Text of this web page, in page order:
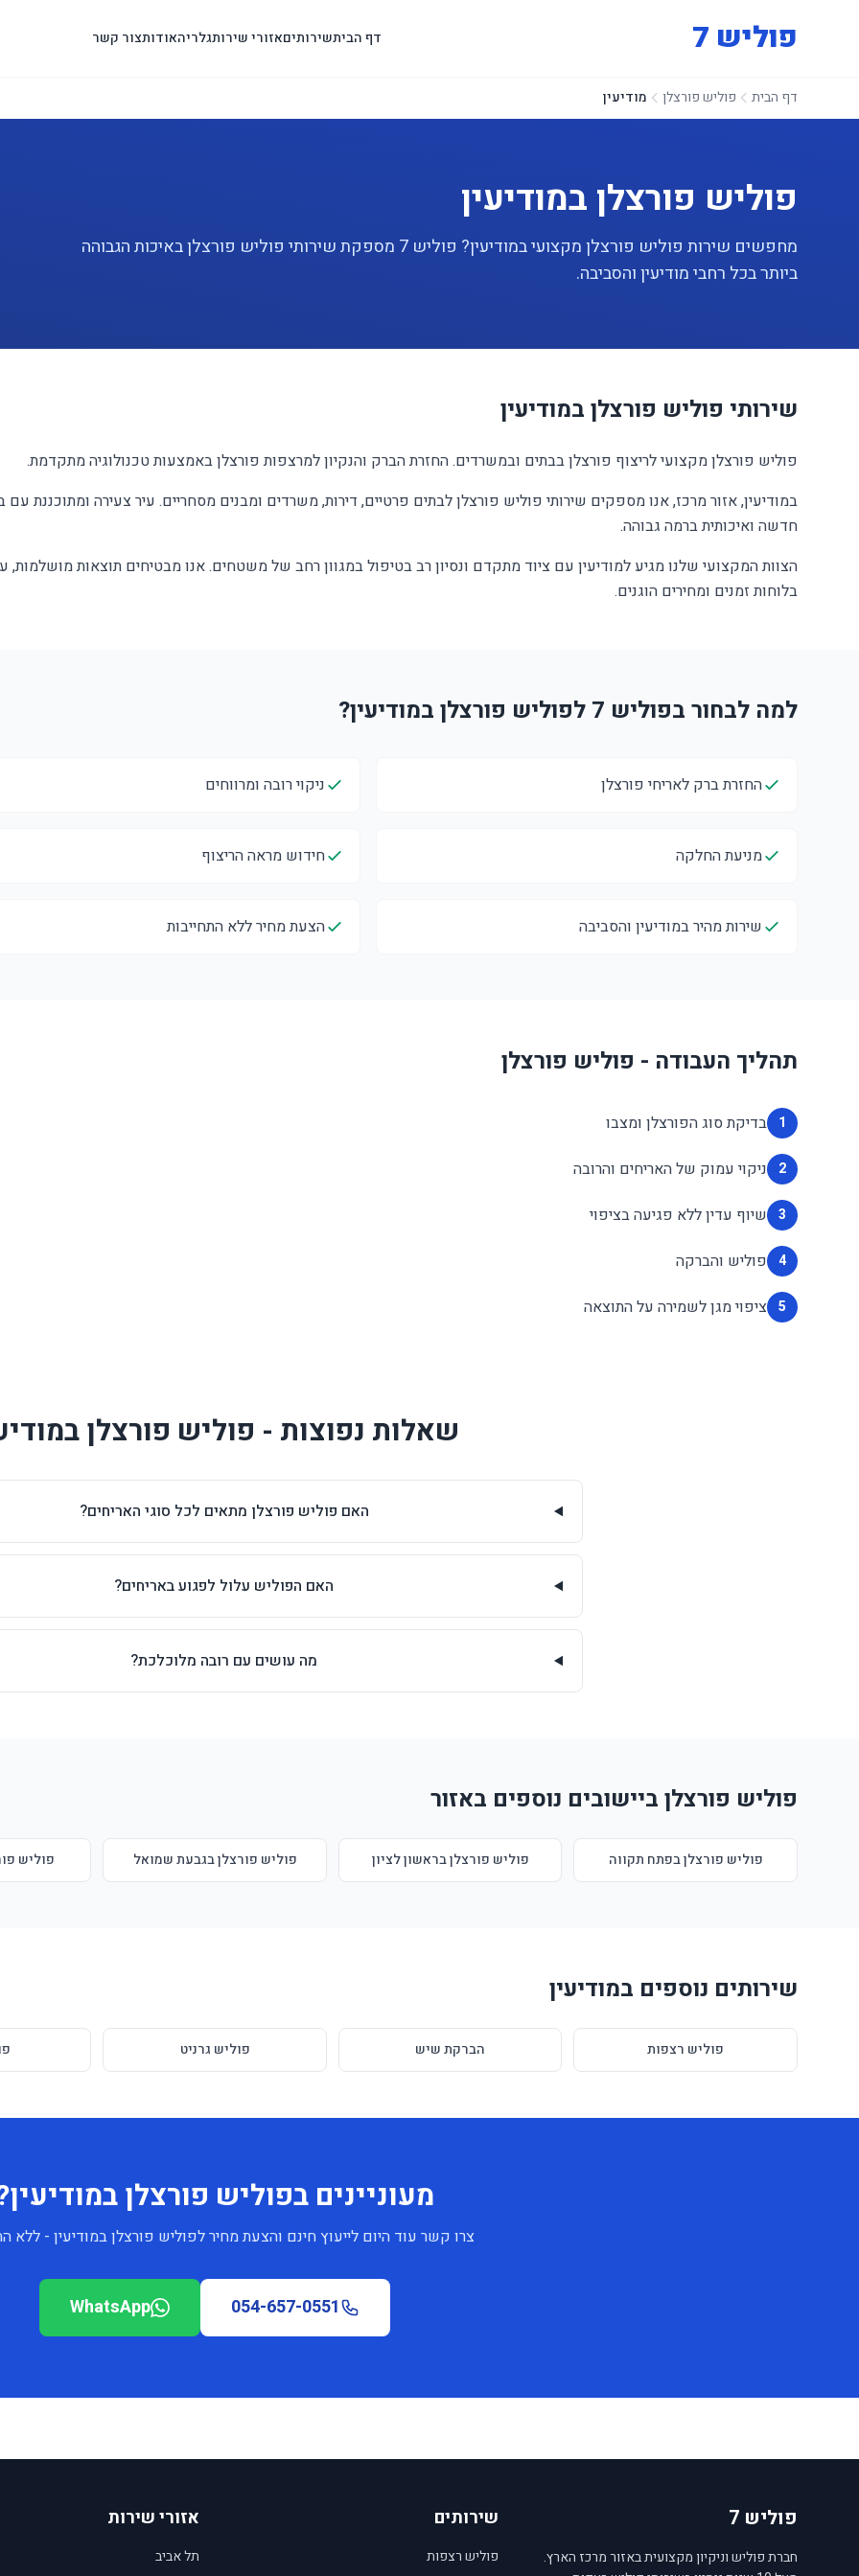
פוליש 7 דף הביתשירותיםאזורי שירותגלריהאודותצור קשר
דף הבית פוליש פורצלן מודיעין
פוליש פורצלן במודיעין
מחפשים שירות פוליש פורצלן מקצועי במודיעין? פוליש 7 מספקת שירותי פוליש פורצלן באיכות הגבוהה
ביותר בכל רחבי מודיעין והסביבה.
שירותי פוליש פורצלן במודיעין
פוליש פורצלן מקצועי לריצוף פורצלן בבתים ובמשרדים. החזרת הברק והנקיון למרצפות פורצלן באמצעות טכנולוגיה מתקדמת.
במודיעין, אזור מרכז, אנו מספקים שירותי פוליש פורצלן לבתים פרטיים, דירות, משרדים ומבנים מסחריים. עיר צעירה ומתוכננת עם
חדשה ואיכותית ברמה גבוהה.
הצוות המקצועי שלנו מגיע למודיעין עם ציוד מתקדם ונסיון רב בטיפול במגוון רחב של משטחים. אנו מבטיחים תוצאות מושלמות,
בלוחות זמנים ומחירים הוגנים.
למה לבחור בפוליש 7 לפוליש פורצלן במודיעין?
החזרת ברק לאריחי פורצלן ניקוי רובה ומרווחים
מניעת החלקה חידוש מראה הריצוף
שירות מהיר במודיעין והסביבה הצעת מחיר ללא התחייבות
תהליך העבודה - פוליש פורצלן
1 בדיקת סוג הפורצלן ומצבו
2 ניקוי עמוק של האריחים והרובה
3 שיוף עדין ללא פגיעה בציפוי
4 פוליש והברקה
5 ציפוי מגן לשמירה על התוצאה
שאלות נפוצות - פוליש פורצלן
האם פוליש פורצלן מתאים לכל סוגי האריחים?
האם הפוליש עלול לפגוע באריחים?
מה עושים עם רובה מלוכלכת?
פוליש פורצלן ביישובים נוספים באזור
פוליש פורצלן בפתח תקווה פוליש פורצלן בראשון לציון פוליש פורצלן בגבעת שמואל פוליש
שירותים נוספים במודיעין
פוליש רצפות הברקת שיש פוליש גרניט
מעוניינים בפוליש פורצלן
צרו קשר עוד היום לייעוץ חינם והצעת מחיר לפוליש פורצלן במודיעין - ללא
054-657-0551
WhatsApp
פוליש 7
חברת פוליש וניקיון מקצועית באזור מרכז הארץ.
שירותים
פוליש רצפות
אזורי שירות
תל אביב